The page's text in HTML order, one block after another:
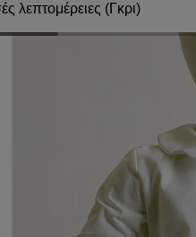
λεπτομέρειες (Γκρι)